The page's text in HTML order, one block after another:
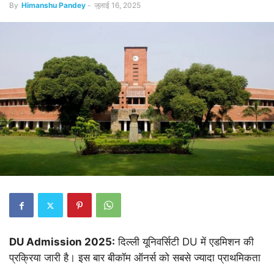
By Himanshu Pandey - जुलाई 16, 2025
DU Admission 2025: दिल्ली यूनिवर्सिटी DU में एडमिशन की
प्रक्रिया जारी है। इस बार बीकॉम ऑनर्स को सबसे ज्यादा प्राथमिकता